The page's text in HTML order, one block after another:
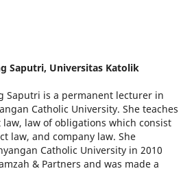
Saputri, Universitas Katolik
Saputri is a permanent lecturer in
Catholic University. She teaches
law of obligations which consist
law, and company law. She
Catholic University in 2010
& Partners and was made a